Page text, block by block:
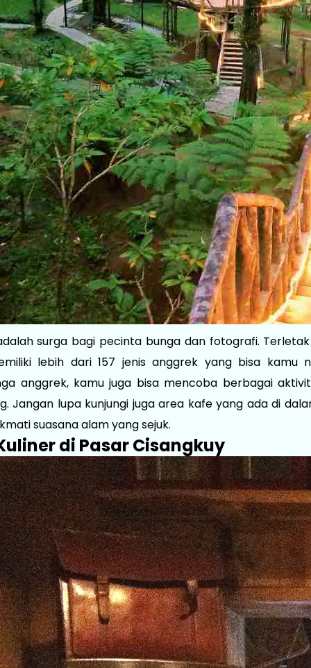
surga bagi pecinta bunga dan fotografi.
lebih dari 157 jenis anggrek yang bisa kamu
anggrek, kamu juga bisa mencoba berbagai
Jangan lupa kunjungi juga area kafe yang ada di
suasana alam yang sejuk.
di Pasar Cisangkuy